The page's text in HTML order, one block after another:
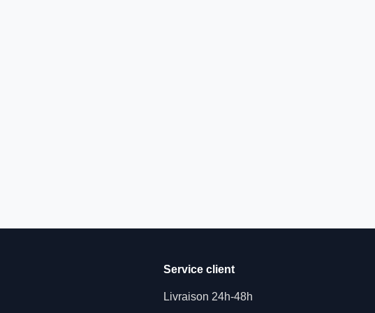
Service client
Livraison 24h-48h